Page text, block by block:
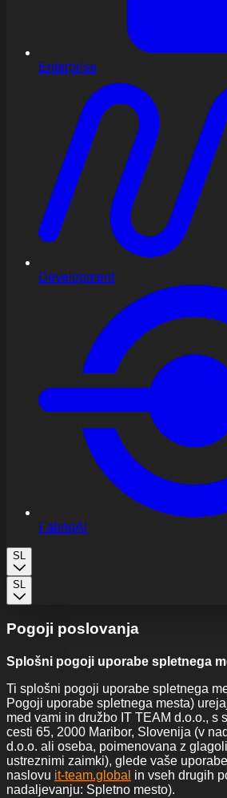
Enterprise
Development
FabriqAI
SL
SL
Pogoji poslovanja
Splošni pogoji uporabe spletnega
Ti splošni pogoji uporabe spletnega
Pogoji uporabe spletnega mesta)
med vami in družbo IT TEAM d.o.o., s
cesti 65, 2000 Maribor, Slovenija (v
d.o.o. ali oseba, poimenovana z
ustreznimi zaimki), glede vaše
naslovu it-team.global in vseh drugih
nadaljevanju: Spletno mesto).